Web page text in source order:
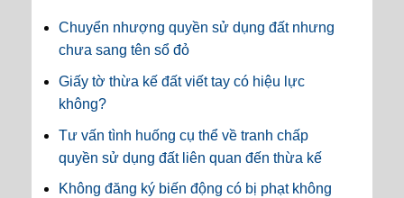
Chuyển nhượng quyền sử dụng đất nhưng
chưa sang tên sổ đỏ
Giấy tờ thừa kế đất viết tay có hiệu lực
không?
Tư vấn tình huống cụ thể về tranh chấp
quyền sử dụng đất liên quan đến thừa kế
Không đăng ký biến động có bị phạt không